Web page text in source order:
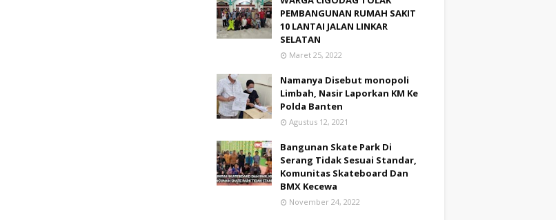
PEMBANGUNAN RUMAH SAKIT
10 LANTAI JALAN LINKAR
SELATAN
Maret 25, 2022
Namanya Disebut monopoli
Limbah, Nasir Laporkan KM Ke
Polda Banten
Agustus 12, 2021
Bangunan Skate Park Di
Serang Tidak Sesuai Standar,
Komunitas Skateboard Dan
BMX Kecewa
November 24, 2022